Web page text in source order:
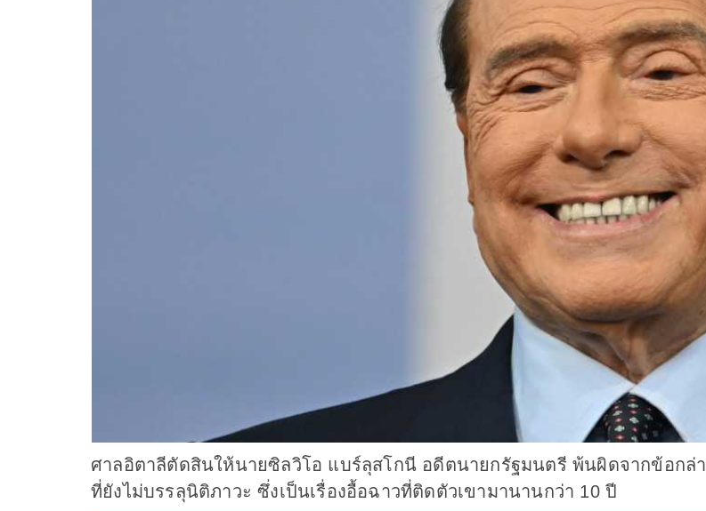
ศาลอิตาลีตัดสินให้นายซิลวิโอ แบร์ลุสโกนี อดีตนายกรัฐมนตรี พ้นผิดจากข้อก
ที่ยังไม่บรรลุนิติภาวะ ซึ่งเป็นเรื่องอื้อฉาวที่ติดตัวเขามานานกว่า 10 ปี